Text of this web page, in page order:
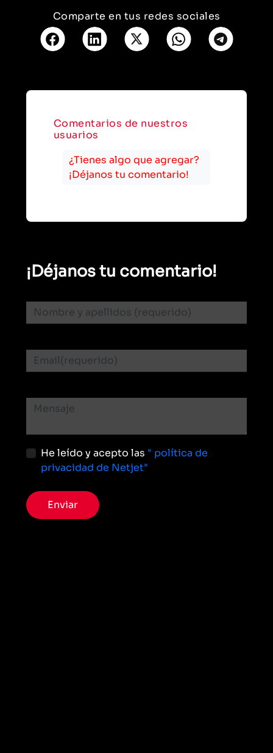
Comparte en tus redes sociales
Comentarios de nuestros
usuarios
¿Tienes algo que agregar?
¡Déjanos tu comentario!
¡Déjanos tu comentario!
He leído y acepto las " política de
privacidad de Netjet"
Enviar